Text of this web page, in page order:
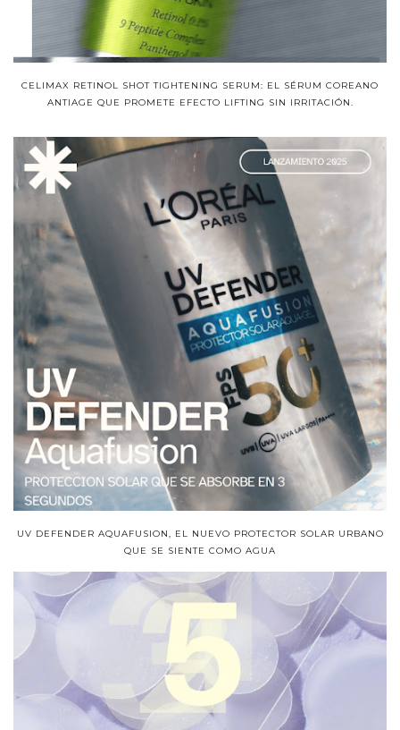
CELIMAX RETINOL SHOT TIGHTENING SERUM: EL SÉRUM COREANO
ANTIAGE QUE PROMETE EFECTO LIFTING SIN IRRITACIÓN.
UV DEFENDER AQUAFUSION, EL NUEVO PROTECTOR SOLAR URBANO
QUE SE SIENTE COMO AGUA